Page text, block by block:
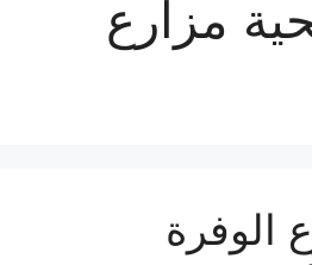
مزارع
الوفرة